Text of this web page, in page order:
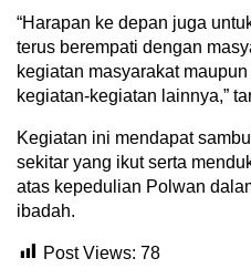
“Harapan ke depan juga
terus berempati dengan
kegiatan masyarakat
kegiatan-kegiatan lainnya,”
Kegiatan ini mendapat
sekitar yang ikut serta
atas kepedulian Polwan
ibadah.
Post Views: 78